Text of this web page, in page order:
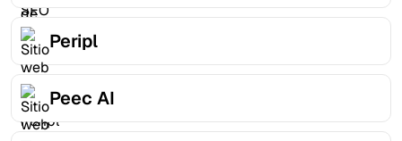
Peripl
Peec AI